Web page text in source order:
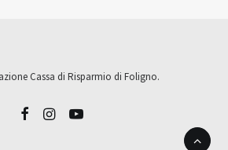
Cassa di Risparmio di Foligno.